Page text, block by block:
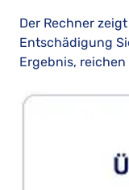
Der Rechner
Entschädigung
Ergebnis,